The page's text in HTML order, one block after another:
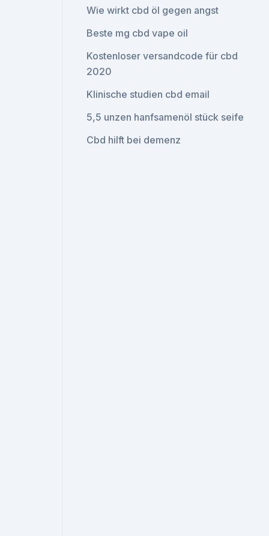
Wie wirkt cbd öl gegen angst
Beste mg cbd vape oil
Kostenloser versandcode für cbd
2020
Klinische studien cbd email
5,5 unzen hanfsamenöl stück seife
Cbd hilft bei demenz